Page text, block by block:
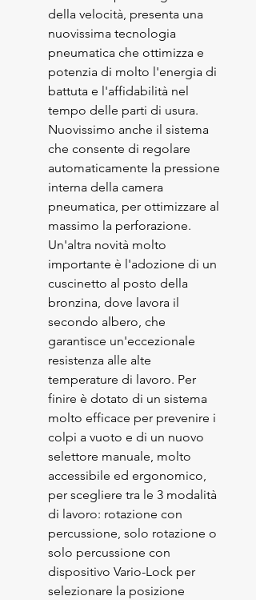
della velocità, presenta una
nuovissima tecnologia
pneumatica che ottimizza e
potenzia di molto l'energia di
battuta e l'affidabilità nel
tempo delle parti di usura.
Nuovissimo anche il sistema
che consente di regolare
automaticamente la pressione
interna della camera
pneumatica, per ottimizzare al
massimo la perforazione.
Un'altra novità molto
importante è l'adozione di un
cuscinetto al posto della
bronzina, dove lavora il
secondo albero, che
garantisce un'eccezionale
resistenza alle alte
temperature di lavoro. Per
finire è dotato di un sistema
molto efficace per prevenire i
colpi a vuoto e di un nuovo
selettore manuale, molto
accessibile ed ergonomico,
per scegliere tra le 3 modalità
di lavoro: rotazione con
percussione, solo rotazione o
solo percussione con
dispositivo Vario-Lock per
selezionare la posizione